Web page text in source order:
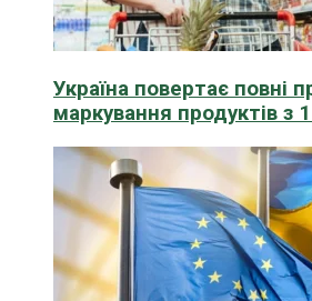
Україна повертає повні
маркування продуктів з